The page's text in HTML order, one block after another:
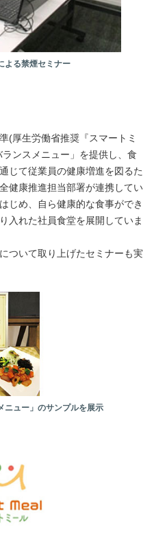
よる禁煙セミナー
(厚生労働省推奨『スマートミ
ンスメニュー」を提供し、食
じて従業員の健康増進を図るた
健康推進担当部署が連携してい
じめ、自ら健康的な食事ができ
入れた社員食堂を展開していま
ついて取り上げたセミナーも実
ニュー」のサンプルを展示